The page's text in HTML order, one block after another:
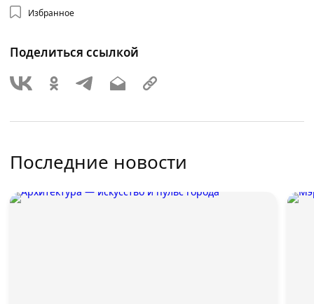
Избранное
Поделиться ссылкой
Последние новости